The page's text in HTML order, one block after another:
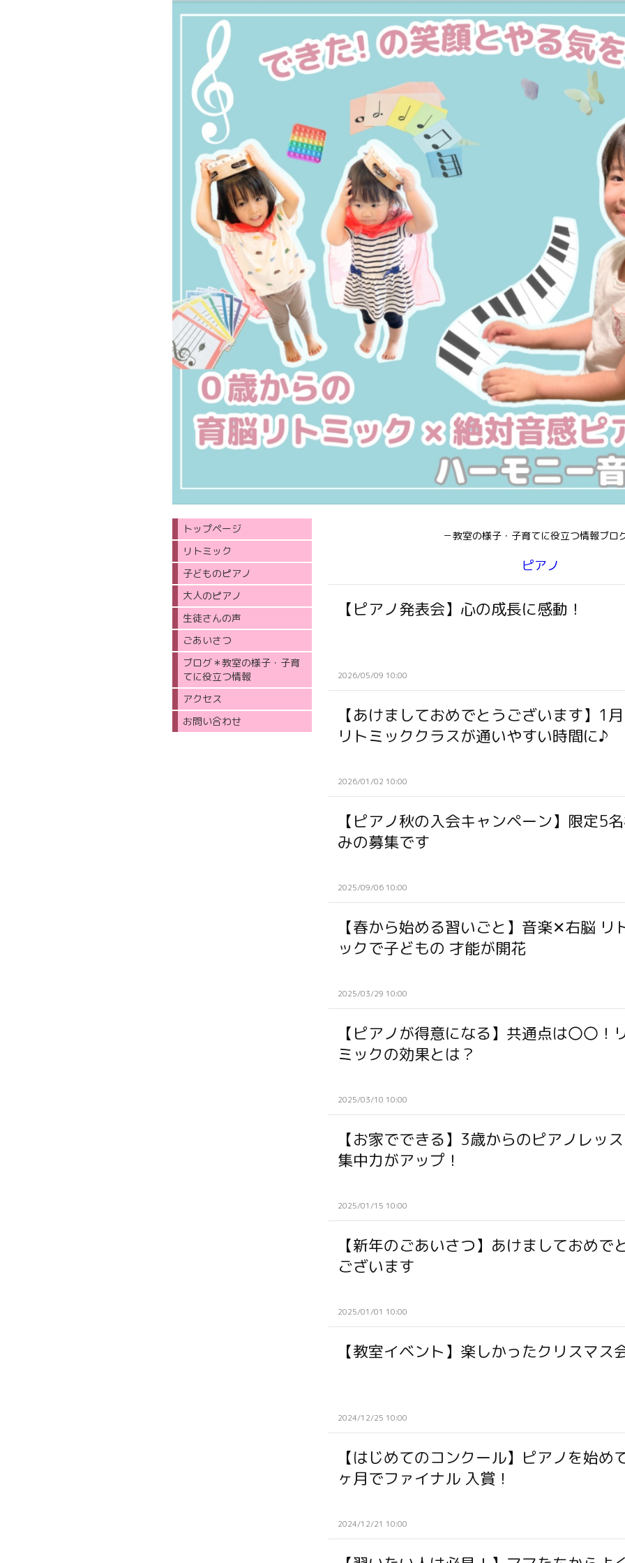
－教室の様子・子育てに役立つ情報ブロ
ピアノ
【ピアノ発表会】心の成長に感動！
2026/05/09 10:00
【あけましておめでとうございます】1
リトミッククラスが通いやすい時間に♪︎
2026/01/02 10:00
【ピアノ秋の入会キャンペーン】限定5
みの募集です
2025/09/06 10:00
【春から始める習いごと】音楽✕右脳 リ
ックで子どもの 才能が開花
2025/03/29 10:00
【ピアノが得意になる】共通点は〇〇！
ミックの効果とは？
2025/03/10 10:00
【お家でできる】3歳からのピアノレッ
集中力がアップ！
2025/01/15 10:00
【新年のごあいさつ】あけましておめで
ございます
2025/01/01 10:00
【教室イベント】楽しかったクリスマス
2024/12/25 10:00
【はじめてのコンクール】ピアノを始め
ヶ月でファイナル 入賞！
2024/12/21 10:00
トップページ
リトミック
子どものピアノ
大人のピアノ
生徒さんの声
ごあいさつ
ブログ＊教室の様子・子育
てに役立つ情報
アクセス
お問い合わせ